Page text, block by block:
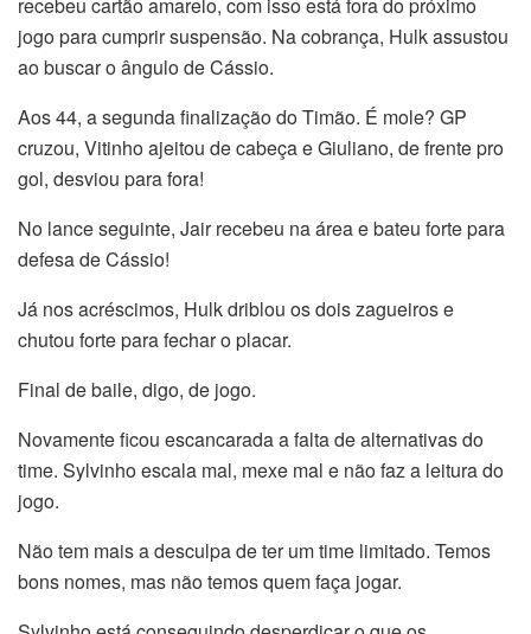
recebeu cartão amarelo, com isso está fora do próximo
jogo para cumprir suspensão. Na cobrança, Hulk assustou
ao buscar o ângulo de Cássio.
Aos 44, a segunda finalização do Timão. É mole? GP
cruzou, Vitinho ajeitou de cabeça e Giuliano, de frente pro
gol, desviou para fora!
No lance seguinte, Jair recebeu na área e bateu forte para
defesa de Cássio!
Já nos acréscimos, Hulk driblou os dois zagueiros e
chutou forte para fechar o placar.
Final de baile, digo, de jogo.
Novamente ficou escancarada a falta de alternativas do
time. Sylvinho escala mal, mexe mal e não faz a leitura do
jogo.
Não tem mais a desculpa de ter um time limitado. Temos
bons nomes, mas não temos quem faça jogar.